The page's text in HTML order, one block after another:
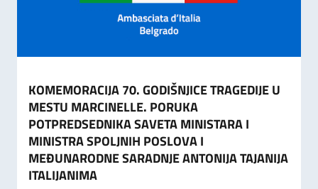
KOMEMORACIJA 70. GODIŠNJICE TRAGEDIJE U
MESTU MARCINELLE. PORUKA
POTPREDSEDNIKA SAVETA MINISTARA I
MINISTRA SPOLJNIH POSLOVA I
MEĐUNARODNE SARADNJE ANTONIJA TAJANIJA
ITALIJANIMA